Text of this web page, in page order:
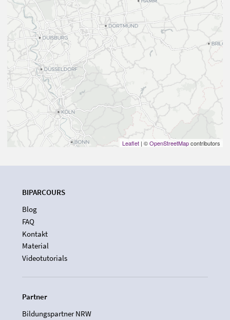
Leaflet | ©OpenStreetMapcontributors
BIPARCOURS
Blog
FAQ
Kontakt
Material
Videotutorials
Partner
Bildungspartner NRW